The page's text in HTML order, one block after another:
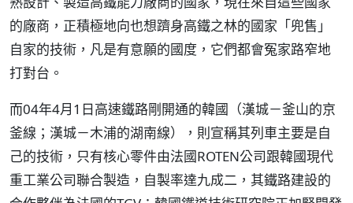
的廠商，正積極地向也想躋身高鐵之林的國家「兜售」
自家的技術，凡是有意願的國度，它們都會冤家路窄地
打對台。
而04年4月1日高速鐵路剛開通的韓國（漢城－釜山的京
釜線；漢城－木浦的湖南線），則宣稱其列車主要是自
己的技術，只有核心零件由法國ROTEN公司跟韓國現代
重工業公司聯合製造，自製率達九成二，其鐵路建設的